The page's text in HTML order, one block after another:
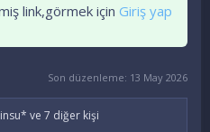
link,görmek için Giriş yap
Son düzenleme: 13 May 2026
ve 7 diğer kişi